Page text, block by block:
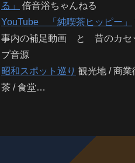
る」
倍音浴ちゃんねる
YouTube 「純喫茶ヒッピー」
事内の補足動画 と 昔のカセ
プ音源
昭和スポット巡り 観光地 / 商業
茶 / 食堂…